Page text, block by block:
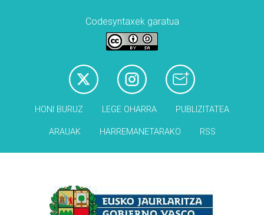
Codesyntaxek garatua
HONI BURUZ LEGE OHARRA PUBLIZITATEA
ARAUAK HARREMANETARAKO RSS